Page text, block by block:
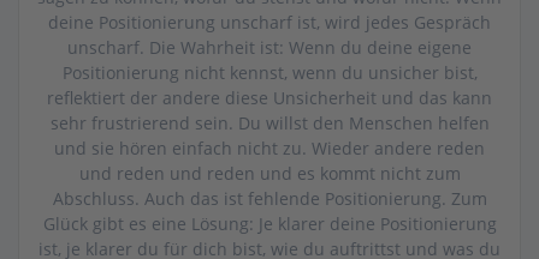
deine Positionierung unscharf ist, wird jedes Gespräch
unscharf. Die Wahrheit ist: Wenn du deine eigene
Positionierung nicht kennst, wenn du unsicher bist,
reflektiert der andere diese Unsicherheit und das kann
sehr frustrierend sein. Du willst den Menschen helfen
und sie hören einfach nicht zu. Wieder andere reden
und reden und reden und es kommt nicht zum
Abschluss. Auch das ist fehlende Positionierung. Zum
Glück gibt es eine Lösung: Je klarer deine Positionierung
ist, je klarer du für dich bist, wie du auftrittst und was du